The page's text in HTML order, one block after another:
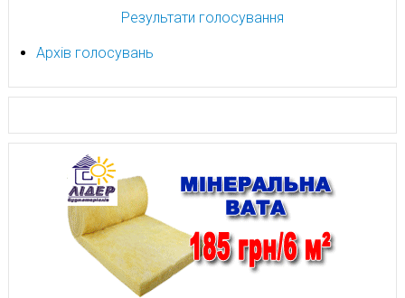
Результати голосування
Архів голосувань